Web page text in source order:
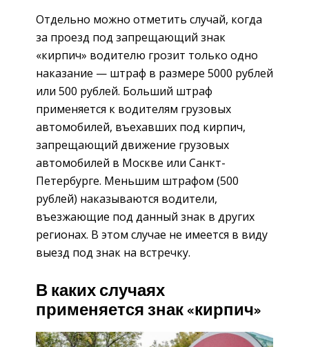
Отдельно можно отметить случай, когда
за проезд под запрещающий знак
«кирпич» водителю грозит только одно
наказание — штраф в размере 5000 рублей
или 500 рублей. Больший штраф
применяется к водителям грузовых
автомобилей, въехавших под кирпич,
запрещающий движение грузовых
автомобилей в Москве или Санкт-
Петербурге. Меньшим штрафом (500
рублей) наказываются водители,
въезжающие под данный знак в других
регионах. В этом случае не имеется в виду
выезд под знак на встречку.
В каких случаях
применяется знак «кирпич»